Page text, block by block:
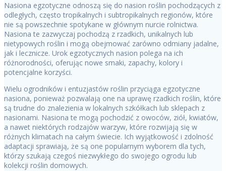
Nasiona egzotyczne odnoszą się do nasion roślin pochodzących z
odległych, często tropikalnych i subtropikalnych regionów, które
nie są powszechnie spotykane w głównym nurcie rolnictwa.
Nasiona te zazwyczaj pochodzą z rzadkich, unikalnych lub
nietypowych roślin i mogą obejmować zarówno odmiany jadalne,
jak i lecznicze. Urok egzotycznych nasion polega na ich
różnorodności, oferując nowe smaki, zapachy, kolory i
potencjalne korzyści.
Wielu ogrodników i entuzjastów roślin przyciąga egzotyczne
nasiona, ponieważ pozwalają one na uprawę rzadkich roślin, które
są trudne do znalezienia w lokalnych szkółkach lub sklepach z
nasionami. Nasiona te mogą pochodzić z owoców, ziół, kwiatów,
a nawet niektórych rodzajów warzyw, które rozwijają się w
różnych klimatach na całym świecie. Ich wyjątkowość i zdolność
adaptacji sprawiają, że są one popularnym wyborem dla tych,
którzy szukają czegoś niezwykłego do swojego ogrodu lub
kolekcji roślin domowych.